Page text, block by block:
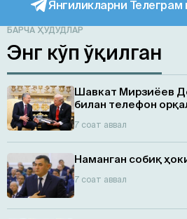
Янгиликларни Телеграм
БАРЧА ҲУДУДЛАР
Энг кўп ўқилган
Шавкат Мирзиёев
билан телефон
7 соат аввал
Наманган собиқ
7 соат аввал